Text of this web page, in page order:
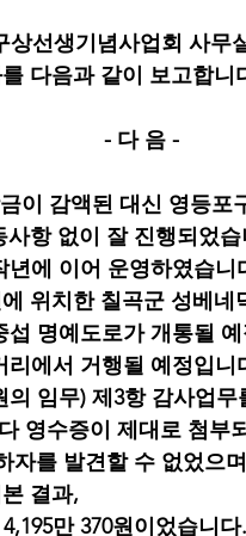
상선생기념사업회 사무
다음과 같이 보고합니
- 다 음 -
이 감액된 대신 영등포
항 없이 잘 진행되었
에 이어 운영하였습
위치한 칠곡군 성베
명예도로가 개통될
에서 거행될 예정입니
의 임무) 제3항 감사업
영수증이 제대로 첨부
자를 발견할 수 없었으
결과,
만 370원이었습니